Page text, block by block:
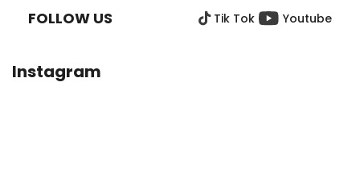
FOLLOW US Tik Tok Youtube
Instagram